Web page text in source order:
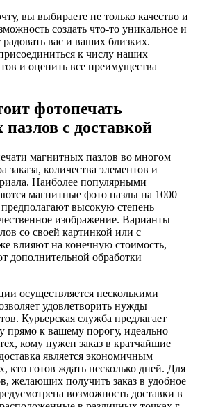
вы выбираете не только качество и
создать что-то уникальное и
радовать вас и ваших близких.
к числу наших
и оценить все преимущества
фотопечать
с доставкой
магнитных пазлов во многом
заказа, количества элементов и
Наиболее популярными
магнитные фото пазлы на 1000
предполагают высокую степень
изображение. Варианты
со своей картинкой или с
влияют на конечную стоимость,
дополнительной обработки
осуществляется несколькими
удовлетворить нужды
Курьерская служба предлагает
прямо к вашему порогу, идеально
кому нужен заказ в кратчайшие
является экономичным
кто готов ждать несколько дней. Для
желающих получить заказ в удобное
возможность доставки в